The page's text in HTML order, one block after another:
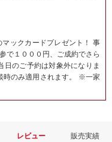
ックカードプレゼント！ 事
で１０００円、ご成約でさら
のご予約は対象外になりま
時のみ適用されます。 ※一家
レビュー 販売実績